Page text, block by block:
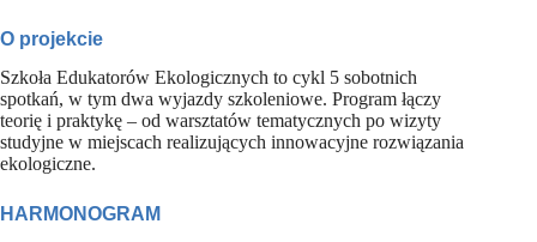
O projekcie
Szkoła Edukatorów Ekologicznych to cykl 5 sobotnich
spotkań, w tym dwa wyjazdy szkoleniowe. Program łączy
teorię i praktykę – od warsztatów tematycznych po wizyty
studyjne w miejscach realizujących innowacyjne rozwiązania
ekologiczne.
HARMONOGRAM